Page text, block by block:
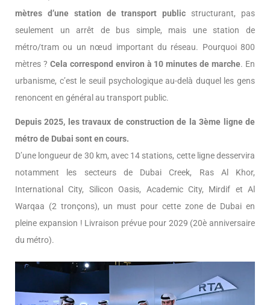
mètres d’une station de transport public structurant, pas
seulement un arrêt de bus simple, mais une station de
métro/tram ou un nœud important du réseau. Pourquoi 800
mètres ? Cela correspond environ à 10 minutes de marche. En
urbanisme, c’est le seuil psychologique au-delà duquel les gens
renoncent en général au transport public.
Depuis 2025, les travaux de construction de la 3ème ligne de
métro de Dubai sont en cours.
D’une longueur de 30 km, avec 14 stations, cette ligne desservira
notamment les secteurs de Dubai Creek, Ras Al Khor,
International City, Silicon Oasis, Academic City, Mirdif et Al
Warqaa (2 tronçons), un must pour cette zone de Dubai en
pleine expansion ! Livraison prévue pour 2029 (20è anniversaire
du métro).